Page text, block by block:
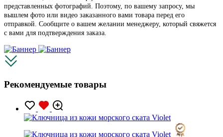
представленных фотографий. Поэтому, по вашему запросу, мы
вышлем фото или видео заказанного вами товара перед его
отправкой. Сообщите о вашем желании менеджеру, который свяжется
с вами для подтверждения заказа.
Рекомендуемые товары